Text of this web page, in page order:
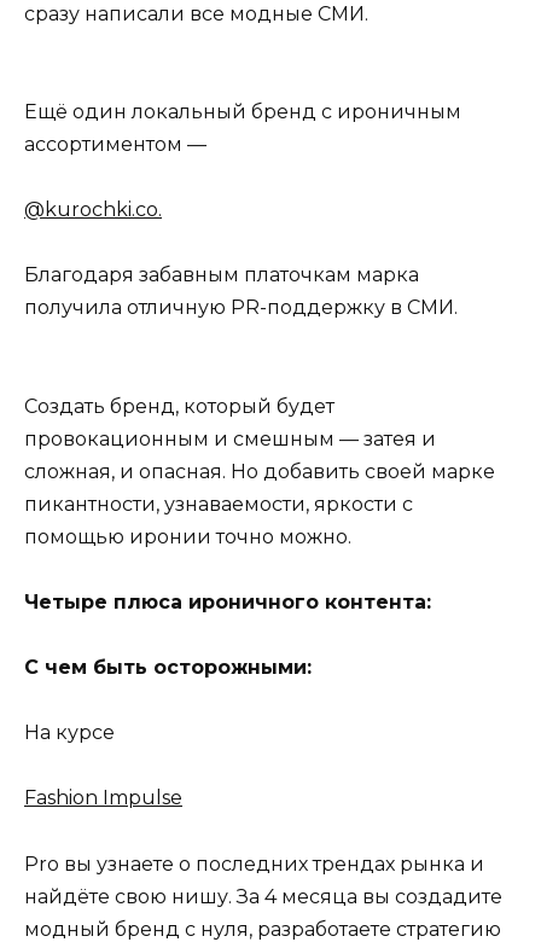
сразу написали все модные СМИ.
Ещё один локальный бренд с ироничным
ассортиментом —
@kurochki.co.
Благодаря забавным платочкам марка
получила отличную PR-поддержку в СМИ.
Создать бренд, который будет
провокационным и смешным — затея и
сложная, и опасная. Но добавить своей марке
пикантности, узнаваемости, яркости с
помощью иронии точно можно.
Четыре плюса ироничного контента:
С чем быть осторожными:
На курсе
Fashion Impulse
Pro вы узнаете о последних трендах рынка и
найдёте свою нишу. За 4 месяца вы создадите
модный бренд с нуля, разработаете стратегию